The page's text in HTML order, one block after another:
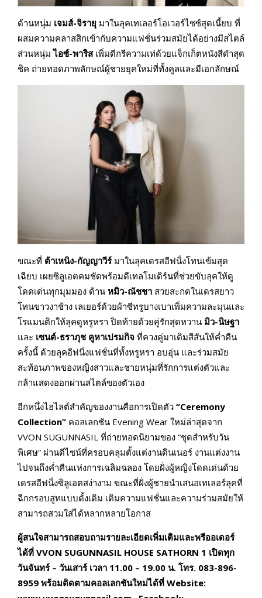
ด้านหนุ่ม เจมส์-จิรายุ มาในลุคเทเลอร์โอเวอร์ไซซ์สุดเนี้ยบ ที่
ผสมความคลาสสิกเข้ากับความแฟชั่นร่วมสมัยได้อย่างมีสไตล์
ส่วนหนุ่มไอซ์-พาริสเพิ่มดีกรีความเท่ด้วยแจ็กเก็ตหนังสีดำสุด
ชิค ถ่ายทอดภาพลักษณ์ผู้ชายยุคใหม่ที่ทั้งคูลและมีเอกลักษณ์
ขณะที่ ต้าเหนิง-กัญญาวีร์ มาในลุคเดรสอีฟนิ่งโทนเข้มสุด
เฉียบ เผยซิลูเอตคมชัดพร้อมดีเทลโมเดิร์นที่ช่วยขับลุคให้ดู
โดดเด่นทุกมุมมอง ด้าน หมิว-ณัชชา สวยสะกดในเดรสยาว
โทนขาวงาช้าง เลเยอร์ด้วยผ้าซีทรูบางเบาเพิ่มความละมุนและ
โรแมนติกให้ลุคดูหรูหรา ปิดท้ายด้วยคู่รักสุดหวาน มิว-นิษฐา
และ เซนต์-ธราภุช คูหาเปรมกิจ ที่ควงคู่มาเติมสีสันให้ค่ำคืน
ครั้งนี้ ด้วยลุคอีฟนิ่งแฟชั่นที่ทั้งหรูหรา อบอุ่น และร่วมสมัย
สะท้อนภาพของหญิงสาวและชายหนุ่มที่รักการแต่งตัวและ
กล้าแสดงออกผ่านสไตล์ของตัวเอง
อีกหนึ่งไฮไลต์สำคัญของงานคือการเปิดตัว “Ceremony
Collection” คอลเลกชัน Evening Wear ใหม่ล่าสุดจาก
VVON SUGUNNASIL ที่ถ่ายทอดนิยามของ “ชุดสำหรับวัน
พิเศษ” ผ่านดีไซน์ที่ครอบคลุมตั้งแต่งานดินเนอร์ งานแต่งงาน
ไปจนถึงค่ำคืนแห่งการเฉลิมฉลอง โดยฝั่งผู้หญิงโดดเด่นด้วย
เดรสอีฟนิ่งซิลูเอตสง่างาม ขณะที่ฝั่งผู้ชายนำเสนอเทเลอร์ลุคที่
ฉีกกรอบสูทแบบดั้งเดิม เติมความแฟชั่นและความร่วมสมัยให้
สามารถสวมใส่ได้หลากหลายโอกาส
ผู้สนใจสามารถสอบถามรายละเอียดเพิ่มเติมและพรีออเดอร์
ได้ที่ VVON SUGUNNASIL HOUSE SATHORN 1 เปิดทุก
วันจันทร์ – วันเสาร์ เวลา 11.00 – 19.00 น. โทร. 083-896-
8959 พร้อมติดตามคอลเลกชันใหม่ได้ที่ Website: